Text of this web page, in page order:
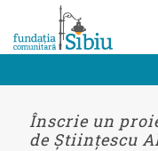
Înscrie un
de Științescu